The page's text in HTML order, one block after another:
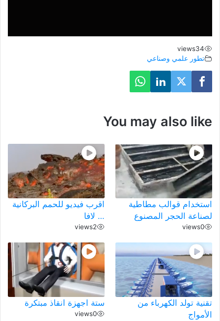
34
views
تطور علمي وصناعي
You may also like
استخدام قوالب مطاطية
لصناعة الحجر المصنوع
0
views
اقرب فيديو للحمم البركانية
… لافا
2
views
تقنية تولد الكهرباء من
الأمواج
ستة اجهزة انقاذ مبتكرة
0
views